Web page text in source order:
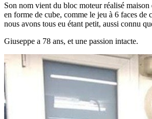
Son nom vient du bloc moteur réalisé maison
en forme de cube, comme le jeu à 6 faces de
nous avons tous eu étant petit, aussi connu
Giuseppe a 78 ans, et une passion intacte.